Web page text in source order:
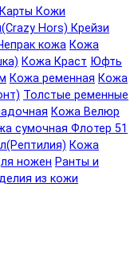
Карты Кожи
Hors) Крейзи
кожа Кожа
Кожа Краст Юфть
Кожа ременная Кожа
Толстые ременные
Кожа Велюр
сумочная Флотер 51
Кожа
ножен Ранты и
из кожи